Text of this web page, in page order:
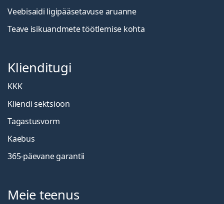
Veebisaidi ligipääsetavuse aruanne
Teave isikuandmete töötlemise kohta
Klienditugi
KKK
Kliendi sektsioon
Tagastusvorm
Kaebus
365-päevane garantii
Meie teenus